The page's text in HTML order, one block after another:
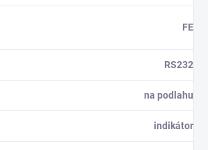
FE
RS232
na podlahu
indikátor